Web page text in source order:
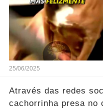
25/06/2025
Através das redes
cachorrinha presa no